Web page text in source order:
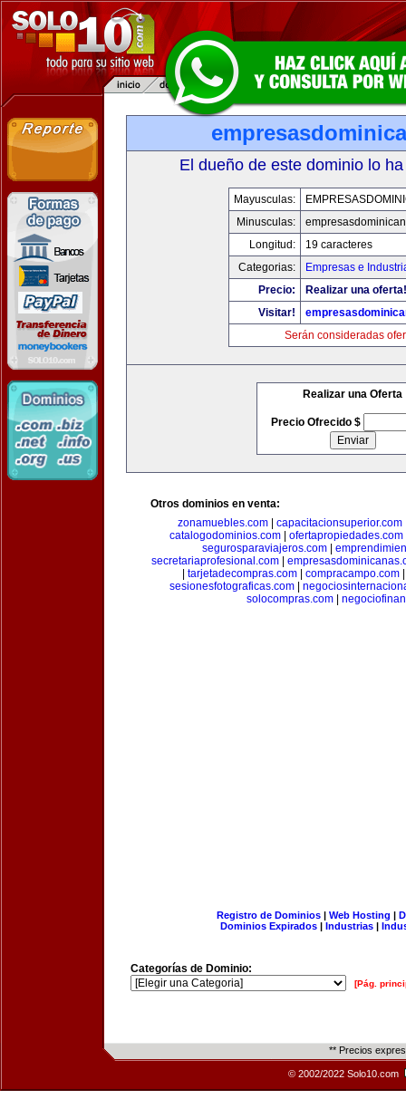
El dueño de este dominio lo
Mayusculas:
Minusculas:
Longitud:
19 caracteres
Categorias:
Empresas e
Precio:
Realizar una oferta!
Visitar!
Serán consideradas
Realizar una Oferta
Precio Ofrecido $
Otros dominios en venta:
zonamuebles.com| capacitacionsuperior.com
catalogodominios.com| ofertapropiedades.com
segurosparaviajeros.com
secretariaprofesional.com|
tarjetadecompras.com compracampo.com
sesionesfotograficas.com
solocompras.com|
Registro de Dominios| Web Hosting |
Dominios Expirados | Industrias |
Categorías de Dominio:
[Pág.
** Precios
© 2002/2022 Solo10.com